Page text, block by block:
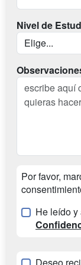
Nivel de
Por favor,
He leído y